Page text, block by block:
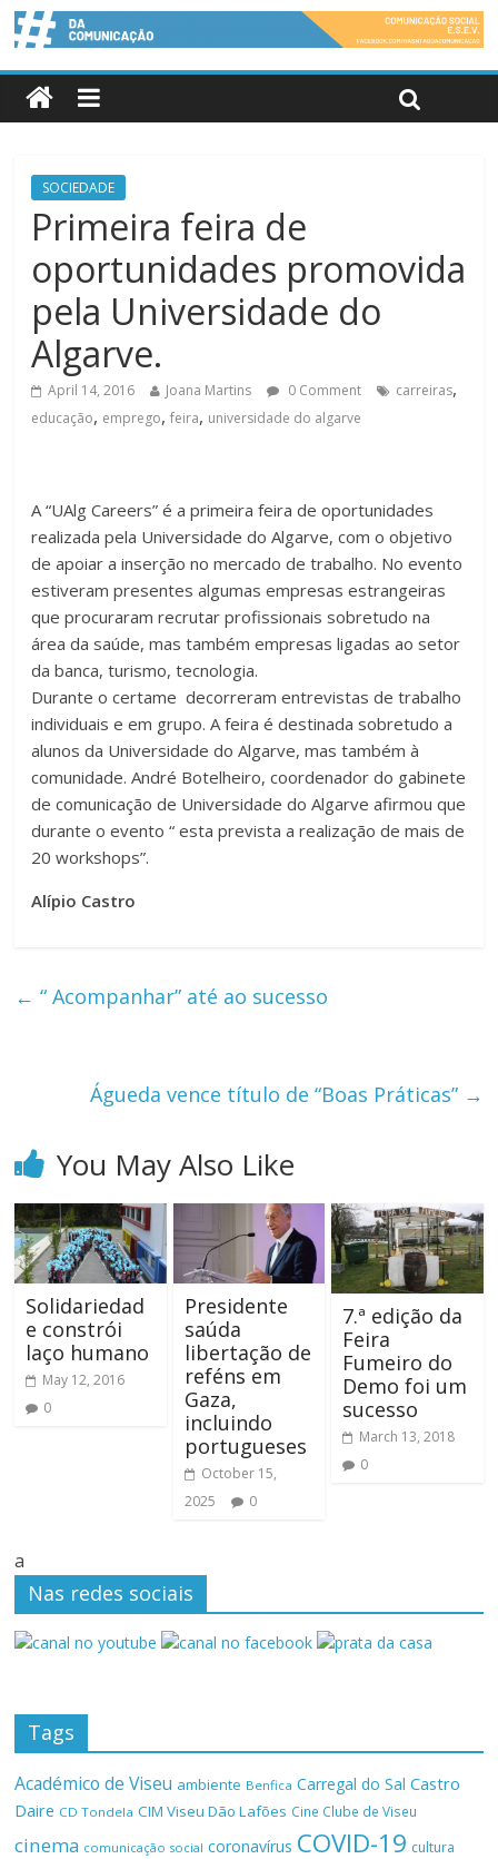
SOCIEDADE
Primeira feira de
oportunidades promovida
pela Universidade do
Algarve.
April 14, 2016 Joana Martins 0 Comment carreiras,
educação, emprego,feira, universidade do algarve
A “UAlg Careers” é a primeira feira de oportunidades
realizada pela Universidade do Algarve, com o objetivo
de apoiar a inserção no mercado de trabalho. No evento
estiveram presentes algumas empresas estrangeiras
que procuraram recrutar profissionais sobretudo na
área da saúde, mas também empresas ligadas ao setor
da banca, turismo, tecnologia.
Durante o certame decorreram entrevistas de trabalho
individuais e em grupo. A feira é destinada sobretudo a
alunos da Universidade do Algarve, mas também à
comunidade. André Botelheiro, coordenador do gabinete
de comunicação de Universidade do Algarve afirmou que
durante o evento “ esta prevista a realização de mais de
20 workshops”.
Alípio Castro
← “ Acompanhar” até ao sucesso
Águeda vence título de “Boas Práticas” →
You May Also Like
Solidariedad
e constrói
laço humano
May 12, 2016
0
Presidente
saúda
libertação de
reféns em
Gaza,
incluindo
portugueses
October 15,
2025
0
7.ª edição da
Feira
Fumeiro do
Demo foi um
sucesso
March 13, 2018
0
a
Nas redes sociais
Tags
Académico de Viseu ambiente Benfica Carregal do Sal Castro
Daire CD Tondela CIM Viseu Dão Lafões Cine Clube de Viseu
cinema comunicação social coronavírus COVID-19 cultura